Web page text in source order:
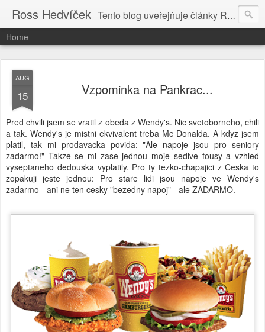
Ross Hedvíček Tento blog uveřejňuje články Ross Hedvíčka v češtině (pokud budu mit naladu) - s editacni pomoci Ludvika Dedika.
Home
AUG
15 Vzpominka na Pankrac...
Pred chvili jsem se vratil z obeda z Wendy's. Nic svetoborneho, chili
a tak. Wendy's je mistni ekvivalent treba Mc Donalda. A kdyz jsem
platil, tak mi prodavacka povida: "Ale napoje jsou pro seniory
zadarmo!" Takze se mi zase jednou moje sedive fousy a vzhled
vyseptaneho dedouska vyplatily. Pro ty tezko-chapajici z Ceska to
zopakuji jeste jednou: Pro stare lidi jsou napoje ve Wendy's
zadarmo - ani ne ten cesky "bezedny napoj" - ale ZADARMO.